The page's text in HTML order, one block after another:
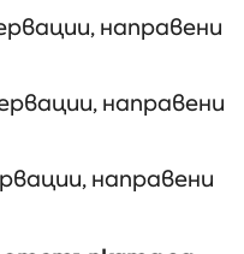
направени
направени
направени